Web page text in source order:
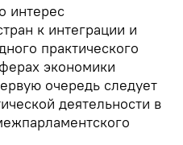
интерес
к интеграции и
практического
экономики
очередь следует
деятельности в